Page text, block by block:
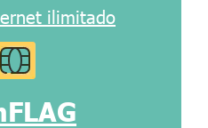
ilimitado